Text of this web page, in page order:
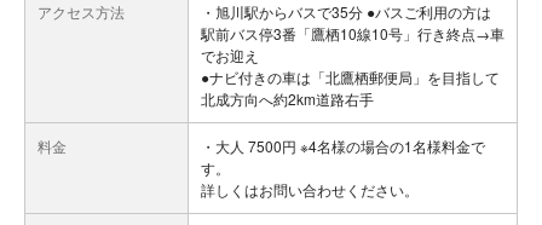
アクセス方法
・旭川駅からバスで35分 ●バスご利用の方は
駅前バス停3番「鷹栖10線10号」行き終点→車
でお迎え
●ナビ付きの車は「北鷹栖郵便局」を目指して
北成方向へ約2km道路右手
料金
・大人 7500円 ※4名様の場合の1名様料金で
す。
詳しくはお問い合わせください。